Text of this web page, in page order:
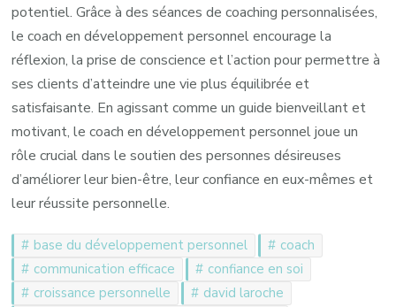
potentiel. Grâce à des séances de coaching personnalisées,
le coach en développement personnel encourage la
réflexion, la prise de conscience et l’action pour permettre à
ses clients d’atteindre une vie plus équilibrée et
satisfaisante. En agissant comme un guide bienveillant et
motivant, le coach en développement personnel joue un
rôle crucial dans le soutien des personnes désireuses
d’améliorer leur bien-être, leur confiance en eux-mêmes et
leur réussite personnelle.
base du développement personnel
coach
communication efficace
confiance en soi
croissance personnelle
david laroche